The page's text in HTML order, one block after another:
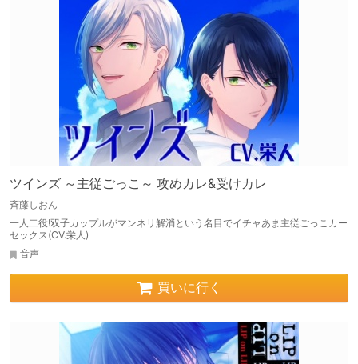
ツインズ ～主従ごっこ～ 攻めカレ&受けカレ
斉藤しおん
一人二役!双子カップルがマンネリ解消という名目でイチャあま主従ごっこカー
セックス(CV.栄人)
音声
買いに行く